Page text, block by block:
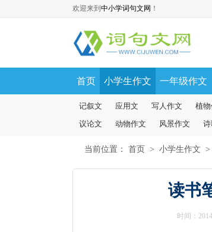
欢迎来到 中小学词句文网 ！
首页 小学生作文 一年级作文
记叙文 应用文 写人作文 植
议论文
动物作文 风景作文
当前位置： 首页 > 小学生作文 >
读书
时间：